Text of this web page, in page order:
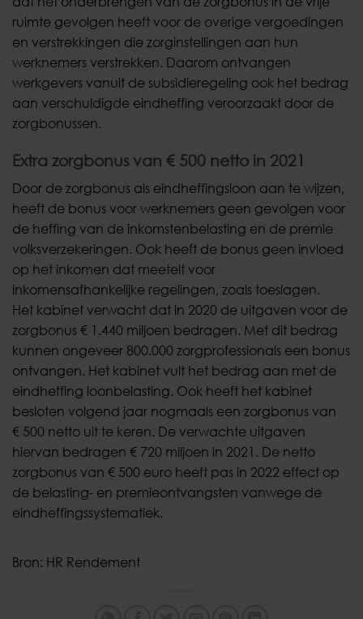
ruimte gevolgen heeft voor de overige vergoedingen
en verstrekkingen die zorginstellingen aan hun
werknemers verstrekken. Daarom ontvangen
werkgevers vanuit de subsidieregeling ook het bedrag
aan verschuldigde eindheffing veroorzaakt door de
zorgbonussen.
Extra zorgbonus van € 500 netto in 2021
Door de zorgbonus als eindheffingsloon aan te wijzen,
heeft de bonus voor werknemers geen gevolgen voor
de heffing van de inkomstenbelasting en de premie
volksverzekeringen. Ook heeft de bonus geen invloed
op het inkomen dat meetelt voor
inkomensafhankelijke regelingen, zoals toeslagen.
Het kabinet verwacht dat in 2020 de uitgaven voor de
zorgbonus € 1.440 miljoen bedragen. Met dit bedrag
kunnen ongeveer 800.000 zorgprofessionals een bonus
ontvangen. Het kabinet vult het bedrag aan met de
eindheffing loonbelasting. Ook heeft het kabinet
besloten volgend jaar nogmaals een zorgbonus van
€ 500 netto uit te keren. De verwachte uitgaven
hiervan bedragen € 720 miljoen in 2021. De netto
zorgbonus van € 500 euro heeft pas in 2022 effect op
de belasting- en premieontvangsten vanwege de
eindheffingssystematiek.
Bron: HR Rendement